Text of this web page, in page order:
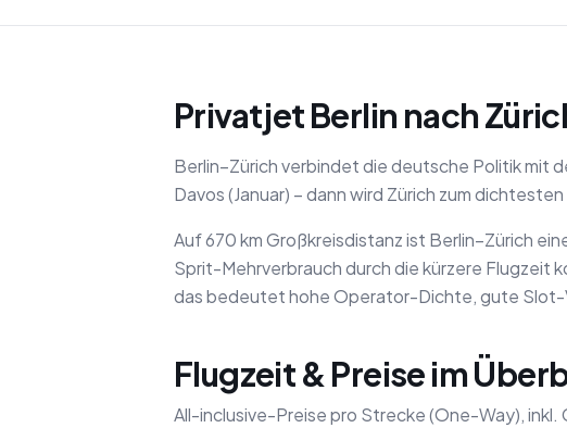
Privatjet Berlin nach
Berlin–Zürich verbindet die deutsche Politik mit
Davos (Januar) – dann wird Zürich zum
Auf 670 km Großkreisdistanz ist Berlin–Zürich
Sprit-Mehrverbrauch durch die kürzere Flugzeit
das bedeutet hohe Operator-Dichte, gute
Flugzeit & Preise im
All-inclusive-Preise pro Strecke (One-Way),